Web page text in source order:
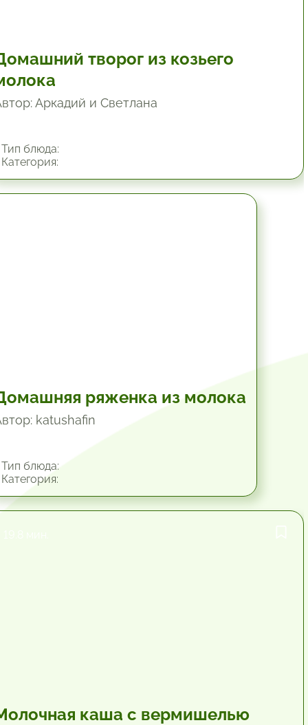
творог из козьего
Аркадий и Светлана
блюда:
ряженка из молока
katushafin
блюда:
каша с вермишелью